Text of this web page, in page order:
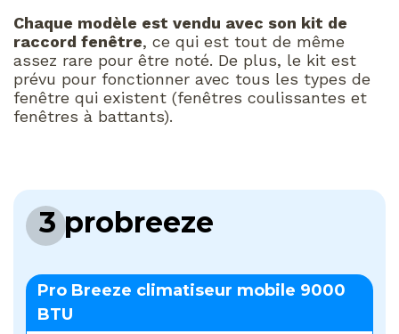
Chaque modèle est vendu avec son kit de
raccord fenêtre, ce qui est tout de même
assez rare pour être noté. De plus, le kit est
prévu pour fonctionner avec tous les types de
fenêtre qui existent (fenêtres coulissantes et
fenêtres à battants).
3 probreeze
Pro Breeze climatiseur mobile 9000
BTU